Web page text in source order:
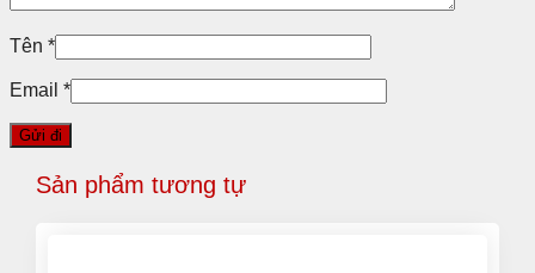
Tên *
Email *
Sản phẩm tương tự